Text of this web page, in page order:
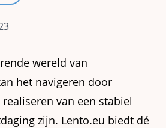
wereld van
het navigeren door
van een stabiel
zijn. Lento.eu biedt dé